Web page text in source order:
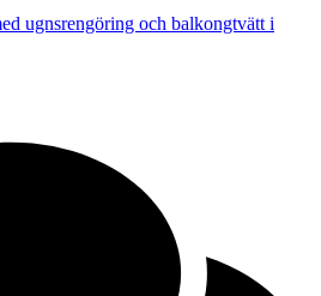
ugnsrengöring och balkongtvätt i